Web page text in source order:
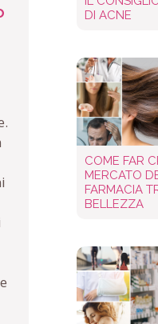
DI ACNE
COME FAR
MERCATO
FARMACIA
BELLEZZA